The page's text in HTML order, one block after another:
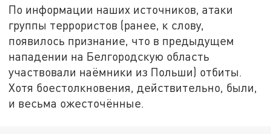
По информации наших источников, атаки
группы террористов (ранее, к слову,
появилось признание, что в предыдущем
нападении на Белгородскую область
участвовали наёмники из Польши) отбиты.
Хотя боестолкновения, действительно, были,
и весьма ожесточённые.